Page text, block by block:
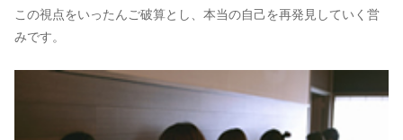
この視点をいったんご破算とし、本当の自己を再発見していく営
みです。